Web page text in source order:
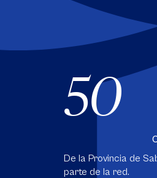
50
De la Provincia de
parte de la red.